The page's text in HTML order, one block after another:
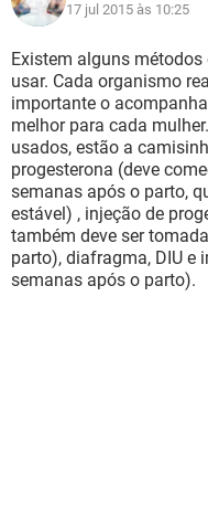
17 jul 2015 às 10:25
Existem alguns
usar. Cada organismo
importante o
melhor para cada
usados, estão a
progesterona (deve
semanas após o parto,
estável) , injeção de
também deve ser
parto), diafragma, DIU e
semanas após o parto).